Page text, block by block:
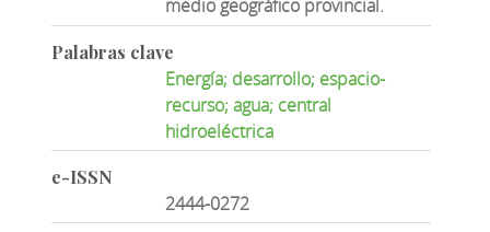
medio geográfico provincial.
Palabras clave
Energía; desarrollo; espacio-
recurso; agua; central
hidroeléctrica
e-ISSN
2444-0272